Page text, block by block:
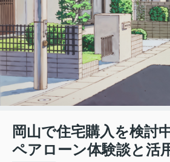
岡山で住宅購入を検討
ペアローン体験談と活